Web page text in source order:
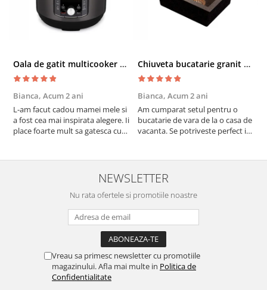
Oala de gatit multicooker 11 functii Instant Pot Pro Crisp 8 + Air Fryer 7.6 lt
Bianca, Acum 2 ani
L-am facut cadou mamei mele si
a fost cea mai inspirata alegere. Ii
place foarte mult sa gatesca cu
cratita...ma gandesc serios sa imi
cumpar si eu! Recomand mult !
Chiuveta bucatarie granit cu finisaj negru perlat/cupru Steingran Art Copper cu dozator si baterie Quadron
Bianca, Acum 2 ani
Am cumparat setul pentru o
bucatarie de vara de la o casa de
vacanta. Se potriveste perfect in
buna, recomand cu drag !
NEWSLETTER
Nu rata ofertele si promotiile noastre
Vreau sa primesc newsletter cu promotiile
magazinului. Afla mai multe in Politica de
Confidentialitate